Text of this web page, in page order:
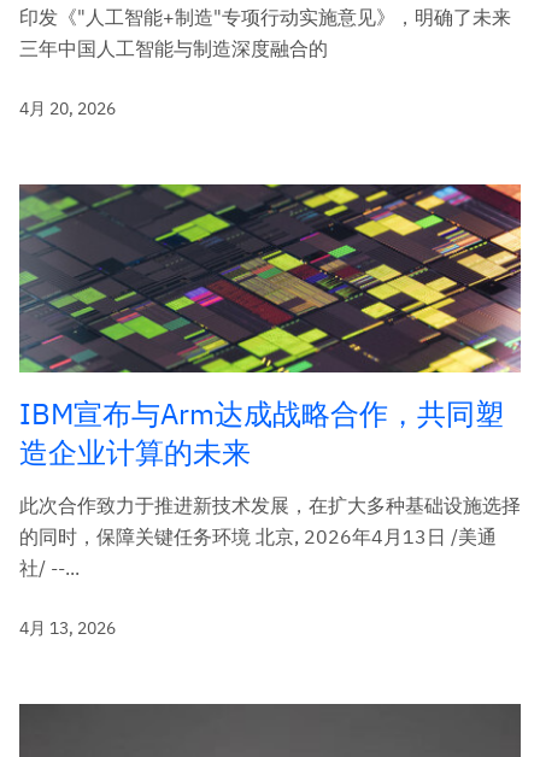
印发《"人工智能+制造"专项行动实施意见》，明确了未来
三年中国人工智能与制造深度融合的
4月 20, 2026
IBM宣布与Arm达成战略合作，共同塑
造企业计算的未来
此次合作致力于推进新技术发展，在扩大多种基础设施选择
的同时，保障关键任务环境 北京, 2026年4月13日 /美通
社/ --...
4月 13, 2026